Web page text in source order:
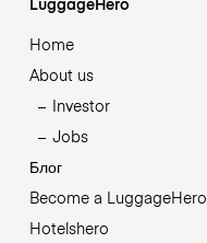
Home
About us
Investor
Jobs
Блог
Become a LuggageHero
Hotelshero